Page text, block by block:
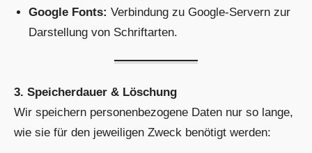
Google Fonts: Verbindung zu Google-Servern zur
Darstellung von Schriftarten.
3. Speicherdauer & Löschung
Wir speichern personenbezogene Daten nur so lange,
wie sie für den jeweiligen Zweck benötigt werden: